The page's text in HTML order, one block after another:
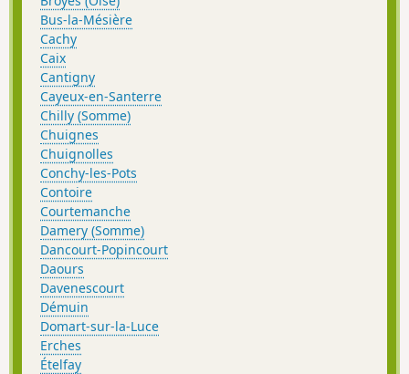
Bus-la-Mésière
Cachy
Caix
Cantigny
Cayeux-en-Santerre
Chilly (Somme)
Chuignes
Chuignolles
Conchy-les-Pots
Contoire
Courtemanche
Damery (Somme)
Dancourt-Popincourt
Daours
Davenescourt
Démuin
Domart-sur-la-Luce
Erches
Ételfay